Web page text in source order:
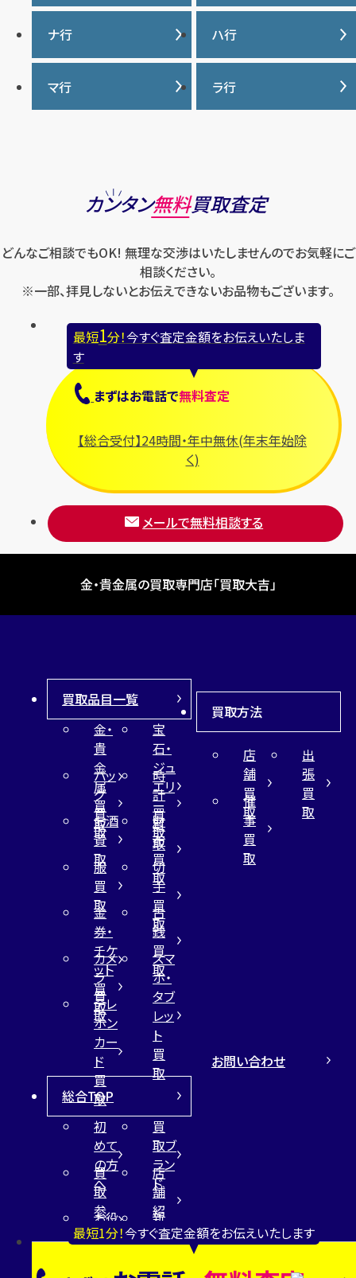
最短1分！今すぐ査定金額をお伝えいたします
ヴァシュロンコンスタンタ
ン
ウブロ
エルメス
オーデマ ピゲ
カルティエ
グッチ
クロムハーツ
ケイト・スペード
サマンサタバサ
ジーショック
ジャガー・ルクルト
スウォッチ
ゼニス
セリーヌ
タグ・ホイヤー
ディオール
ティファニー
ナ行
ナイキ
ハ行
バーバリー
バカラ
ハリー・ウィンストン
フェラガモ
フェンディ
ブライトリング
プラダ
フランク ミュラー
ブレゲ
マ行 ラ行
ロエベ
ロンジン
カンタン無料買取査定
どんなご相談でもOK! 無理な交渉はいたしませんのでお気軽にご
相談ください。
※一部、拝見しないとお伝えできないお品物もございます。
最短1分！今すぐ査定金額をお伝えいたしま
す
まずはお電話で無料査定
【総合受付】24時間・年中無休(年末年始除
く)
メールで無料相談する
金・貴金属の買取専門店「買取大吉」
買取品目一覧
金・
貴
金
属
買
取
宝
石・
ジュ
エリ
ー
買
取
バッ
グ
買
取
時
計
買
取
お酒
買
取
財
布
買
取
服
買
取
切
手
買
取
金
券・
チケ
ット
買
取
古
銭
買
取
カメ
ラ
買
取
スマ
ホ・
タブ
レッ
ト
買
取
テレ
ホン
カー
ド
買
取
買取方法
店
舗
買
取
出
張
買
取
催
事
買
取
総合TOP
初
めて
の方
へ
買
取ブ
ラン
ド
買
取
参
考
価
店
舗
紹
介
お役
立ち
新
着
お問い合わせ